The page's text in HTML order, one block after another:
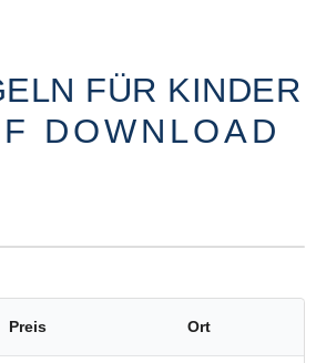
FÜR KINDER
DOWNLOAD
Preis Ort